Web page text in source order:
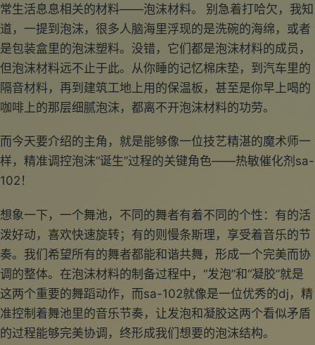
常生活息息相关的材料——泡沫材料。 别急着打哈欠，我知
道，一提到泡沫，很多人脑海里浮现的是洗碗的海绵，或者
是包装盒里的泡沫塑料。没错，它们都是泡沫材料的成员，
但泡沫材料远不止于此。从你睡的记忆棉床垫，到汽车里的
隔音材料，再到建筑工地上用的保温板，甚至是你早上喝的
咖啡上的那层细腻泡沫，都离不开泡沫材料的功劳。
而今天要介绍的主角，就是能够像一位技艺精湛的魔术师一
样，精准调控泡沫“诞生”过程的关键角色——热敏催化剂sa-
102！
想象一下，一个舞池，不同的舞者有着不同的个性：有的活
泼好动，喜欢快速旋转；有的则慢条斯理，享受着音乐的节
奏。我们希望所有的舞者都能和谐共舞，形成一个完美而协
调的整体。在泡沫材料的制备过程中，“发泡”和“凝胶”就是
这两个重要的舞蹈动作，而sa-102就像是一位优秀的dj，精
准控制着舞池里的音乐节奏，让发泡和凝胶这两个看似矛盾
的过程能够完美协调，终形成我们想要的泡沫结构。